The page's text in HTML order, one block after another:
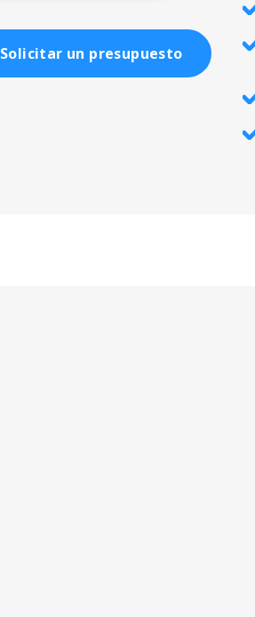
Solicitar un presupuesto